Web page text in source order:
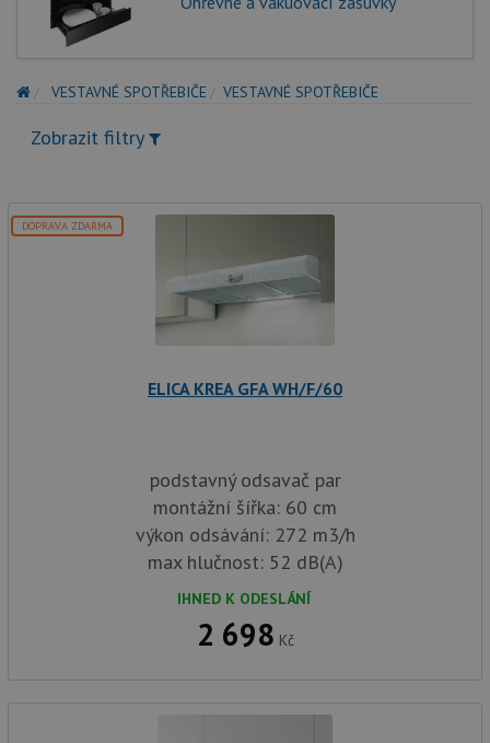
VESTAVNÉ SPOTŘEBIČE VESTAVNÉ SPOTŘEBIČE
Zobrazit filtry
DOPRAVA ZDARMA
ELICA KREA GFA WH/F/60
podstavný odsavač par
montážní šířka: 60 cm
výkon odsávání: 272 m3/h
max hlučnost: 52 dB(A)
IHNED K ODESLÁNÍ
2 698 Kč